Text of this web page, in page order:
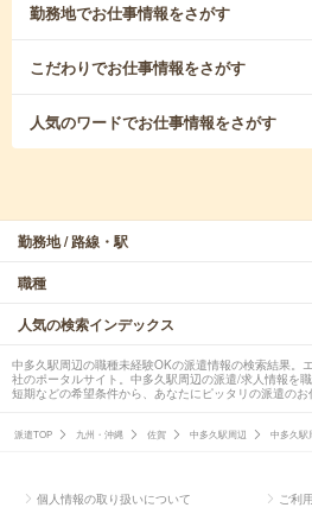
勤務地でお仕事情報をさがす
こだわりでお仕事情報をさがす
人気のワードでお仕事情報をさがす
勤務地 / 路線・駅
職種
人気の検索インデックス
中多久駅周辺の職種未経験OKの派遣情報の検索結果。
社のポータルサイト。中多久駅周辺の派遣/求人情報を
短期などの希望条件から、あなたにピッタリの派遣のお
派遣TOP 九州・沖縄 佐賀 中多久駅周辺 中多久駅
個人情報の取り扱いについて ご利